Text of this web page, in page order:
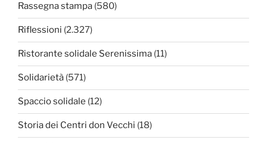
Rassegna stampa (580)
Riflessioni (2.327)
Ristorante solidale Serenissima (11)
Solidarietà (571)
Spaccio solidale (12)
Storia dei Centri don Vecchi (18)